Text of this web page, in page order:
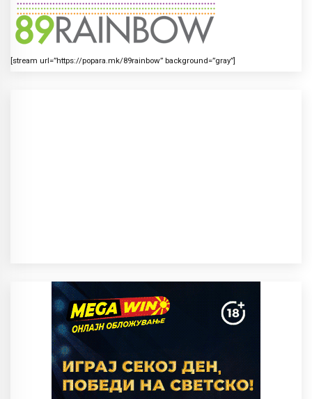
[stream url=”https://popara.mk/89rainbow” background=”gray”]